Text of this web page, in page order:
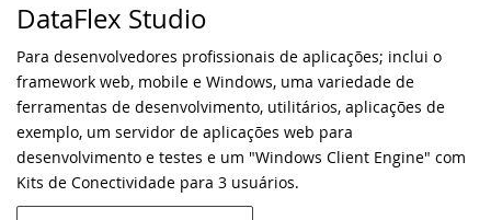
DataFlex Studio
Para desenvolvedores profissionais de aplicações; inclui o
framework web, mobile e Windows, uma variedade de
ferramentas de desenvolvimento, utilitários, aplicações de
exemplo, um servidor de aplicações web para
desenvolvimento e testes e um "Windows Client Engine" com
Kits de Conectividade para 3 usuários.
Abrir um Chamado Técnico
versões do DataFlex com WebApp
Bibliotecas DataFlex compatíveis com
DataFlex 2024 já disponíveis!
Lançada nova versão da Biblioteca
DataFlex LibXL
Migrando para o DataFlex 20.0
Evento de Aniversário on-line - Data
Access
EDUC 2020 Virtual
DISD 2020